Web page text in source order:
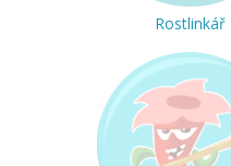
Rostlinkář